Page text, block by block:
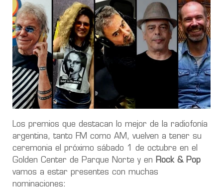
Los premios que destacan lo mejor de la radiofonía
argentina, tanto FM como AM, vuelven a tener su
ceremonia el próximo sábado 1 de octubre en el
Golden Center de Parque Norte y en Rock & Pop
vamos a estar presentes con muchas
nominaciones: